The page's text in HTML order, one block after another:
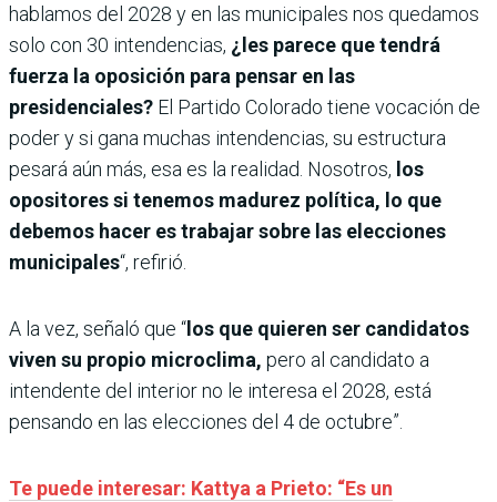
hablamos del 2028 y en las municipales nos quedamos
solo con 30 intendencias, ¿les parece que tendrá
fuerza la oposición para pensar en las
presidenciales? El Partido Colorado tiene vocación de
poder y si gana muchas intendencias, su estructura
pesará aún más, esa es la realidad. Nosotros, los
opositores si tenemos madurez política, lo que
debemos hacer es trabajar sobre las elecciones
municipales“, refirió.
A la vez, señaló que “ los que quieren ser candidatos
viven su propio microclima, pero al candidato a
intendente del interior no le interesa el 2028, está
pensando en las elecciones del 4 de octubre”.
Te puede interesar: Kattya a Prieto: “Es un